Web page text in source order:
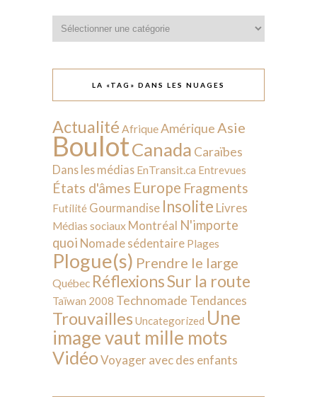
LA «TAG» DANS LES NUAGES
Actualité AfriqueAmérique Asie
BoulotCanada Caraïbes
Dans les médias EnTransit.ca Entrevues
États d'âmes Europe Fragments
Futilité Gourmandise Insolite Livres
Médias sociaux Montréal N'importe
quoi Nomade sédentaire Plages
Plogue(s) Prendre le large
Québec RéflexionsSur la route
Taïwan 2008 Technomade Tendances
Trouvailles Uncategorized Une
image vaut mille mots
VidéoVoyager avec des enfants